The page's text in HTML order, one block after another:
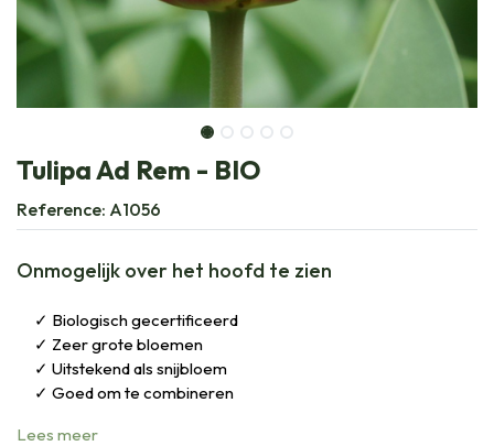
Tulipa Ad Rem - BIO
Reference: A1056
Onmogelijk over het hoofd te zien
Biologisch gecertificeerd
Zeer grote bloemen
Uitstekend als snijbloem
Goed om te combineren
Lees meer